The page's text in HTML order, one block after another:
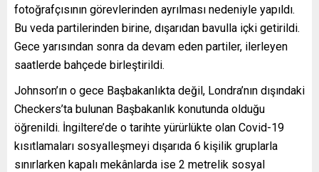
fotoğrafçısının görevlerinden ayrılması nedeniyle yapıldı.
Bu veda partilerinden birine, dışarıdan bavulla içki getirildi.
Gece yarısından sonra da devam eden partiler, ilerleyen
saatlerde bahçede birleştirildi.
Johnson’ın o gece Başbakanlıkta değil, Londra’nın dışındaki
Checkers’ta bulunan Başbakanlık konutunda olduğu
öğrenildi. İngiltere’de o tarihte yürürlükte olan Covid-19
kısıtlamaları sosyalleşmeyi dışarıda 6 kişilik gruplarla
sınırlarken kapalı mekânlarda ise 2 metrelik sosyal